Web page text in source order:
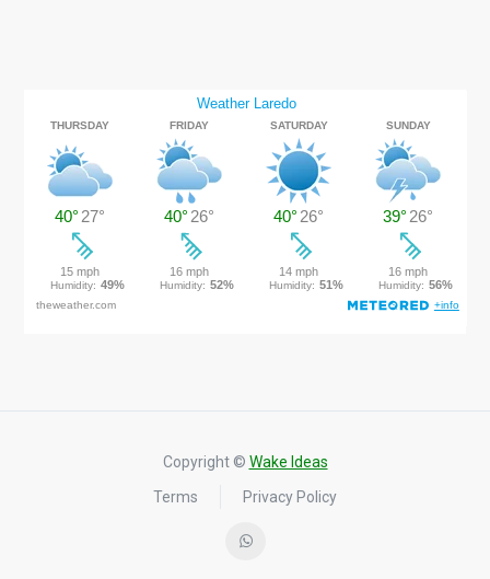
Copyright © Wake Ideas
Terms
Privacy Policy